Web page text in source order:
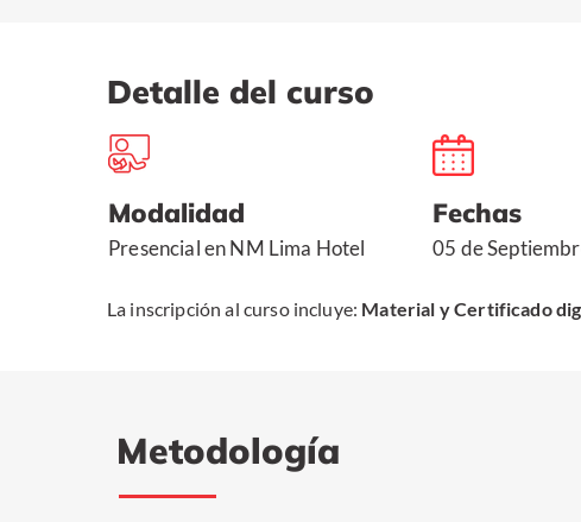
Detalle del curso
Modalidad
Presencial en NM Lima Hotel
Fechas
05 de
La inscripción al curso incluye: Material y Certificado
Metodología